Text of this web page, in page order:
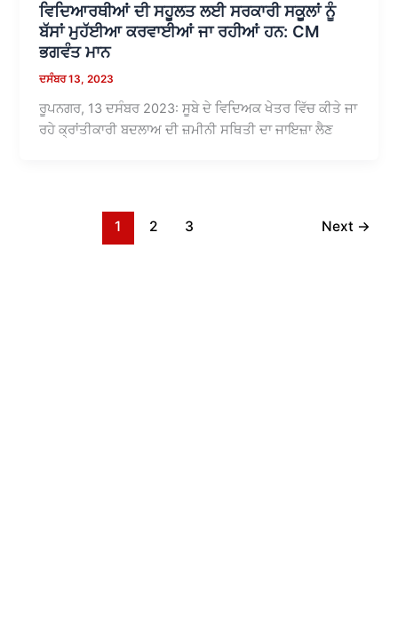
ਵਿਦਿਆਰਥੀਆਂ ਦੀ ਸਹੂਲਤ ਲਈ ਸਰਕਾਰੀ ਸਕੂਲਾਂ ਨੂੰ
ਬੱਸਾਂ ਮੁਹੱਈਆ ਕਰਵਾਈਆਂ ਜਾ ਰਹੀਆਂ ਹਨ: CM
ਭਗਵੰਤ ਮਾਨ
ਦਸੰਬਰ 13, 2023
ਰੂਪਨਗਰ, 13 ਦਸੰਬਰ 2023: ਸੂਬੇ ਦੇ ਵਿਦਿਅਕ ਖੇਤਰ ਵਿੱਚ ਕੀਤੇ ਜਾ
ਰਹੇ ਕ੍ਰਾਂਤੀਕਾਰੀ ਬਦਲਾਅ ਦੀ ਜ਼ਮੀਨੀ ਸਥਿਤੀ ਦਾ ਜਾਇਜ਼ਾ ਲੈਣ
1 2 3 Next →